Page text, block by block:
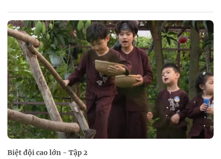
Biệt đội cao lớn - Tập 2